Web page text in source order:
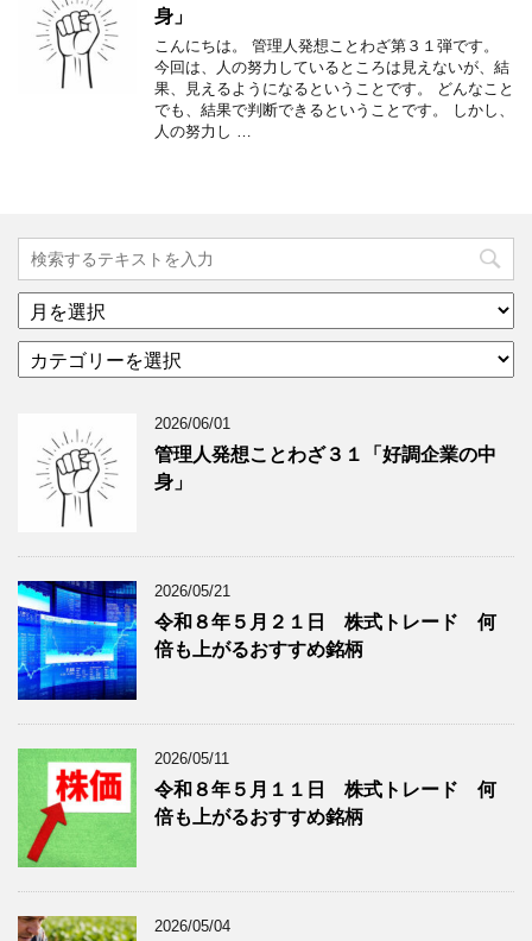
身」
こんにちは。 管理人発想ことわざ第３１弾です。
今回は、人の努力しているところは見えないが、結
果、見えるようになるということです。 どんなこと
でも、結果で判断できるということです。 しかし、
人の努力し …
ア
ー
イ
グ
記
事
を
表
示
テ
ー
グ
記
事
を
表
示
2026/06/01
管理人発想ことわざ３１「好調企業の中
身」
2026/05/21
令和８年５月２１日 株式トレード 何
倍も上がるおすすめ銘柄
2026/05/11
令和８年５月１１日 株式トレード 何
倍も上がるおすすめ銘柄
2026/05/04